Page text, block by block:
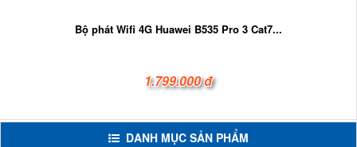
Bộ phát Wifi 4G Huawei B535 Pro 3 Cat7...
1.799.000 đ
DANH MỤC SẢN PHẨM